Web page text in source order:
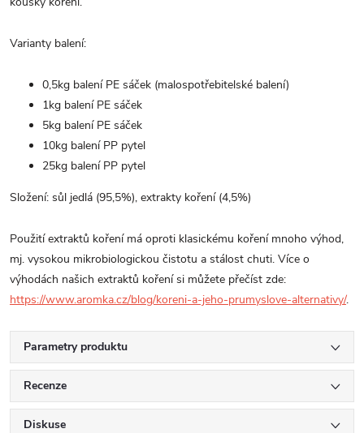
Varianty balení:
0,5kg balení PE sáček (malospotřebitelské balení)
1kg balení PE sáček
5kg balení PE sáček
10kg balení PP pytel
25kg balení PP pytel
Složení: sůl jedlá (95,5%), extrakty koření (4,5%)
Použití extraktů koření má oproti klasickému koření mnoho výhod,
mj. vysokou mikrobiologickou čistotu a stálost chuti. Více o
výhodách našich extraktů koření si můžete přečíst zde:
https://www.aromka.cz/blog/koreni-a-jeho-prumyslove-alternativy/.
Parametry produktu
Recenze
Diskuse